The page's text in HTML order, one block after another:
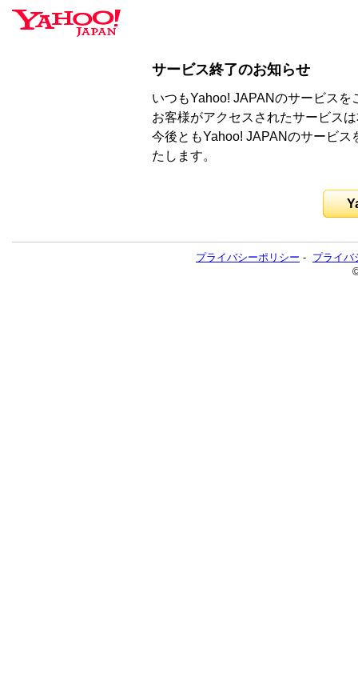
サービス終了のお知らせ
いつもYahoo! JAPANのサービス
お客様がアクセスされたサービス
今後ともYahoo! JAPANのサービ
たします。
プライバシーポリシー - プライバ